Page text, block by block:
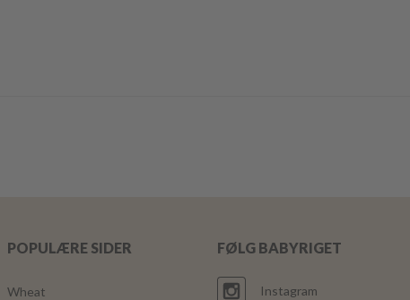
POPULÆRE SIDER
Wheat
FØLG BABYRIGET
Instagram